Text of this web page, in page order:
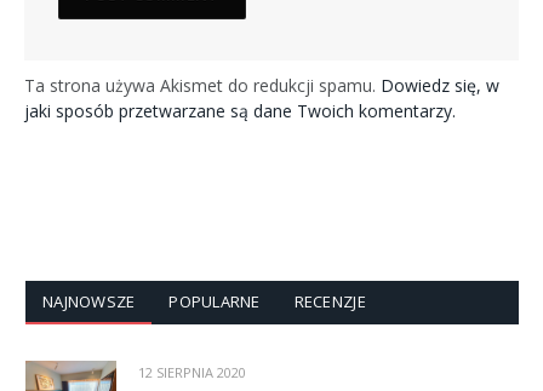
Ta strona używa Akismet do redukcji spamu. Dowiedz się, w
jaki sposób przetwarzane są dane Twoich komentarzy.
NAJNOWSZE POPULARNE RECENZJE
12 SIERPNIA 2020